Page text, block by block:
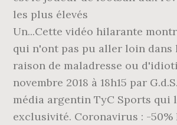
Un...Cette vidéo hilarante
qui n'ont pas pu aller loin dans
raison de maladresse ou
novembre 2018 à 18h15 par
média argentin TyC Sports qui
exclusivité. Coronavirus : -50%